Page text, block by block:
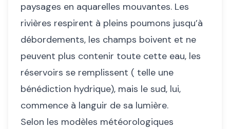
paysages en aquarelles mouvantes. Les
rivières respirent à pleins poumons jusqu’à
débordements, les champs boivent et ne
peuvent plus contenir toute cette eau, les
réservoirs se remplissent ( telle une
bénédiction hydrique), mais le sud, lui,
commence à languir de sa lumière.
Selon les modèles météorologiques